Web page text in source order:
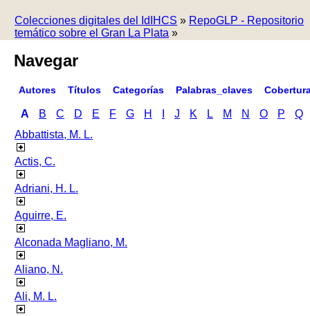
Colecciones digitales del IdIHCS » RepoGLP - Repositorio
temático sobre el Gran La Plata »
Navegar
Autores Títulos Categorías Palabras_claves
A B C D E F G H J K L M N O P
Q
Abbattista, M. L.
Actis, C.
Adriani, H. L.
Aguirre, E.
Alconada Magliano, M.
Aliano, N.
Ali, M. L.